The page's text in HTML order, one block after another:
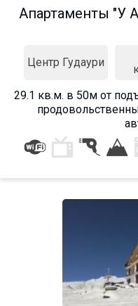
Апартаменты "У
Центр Гудаури
29.1 кв.м. в 50м от